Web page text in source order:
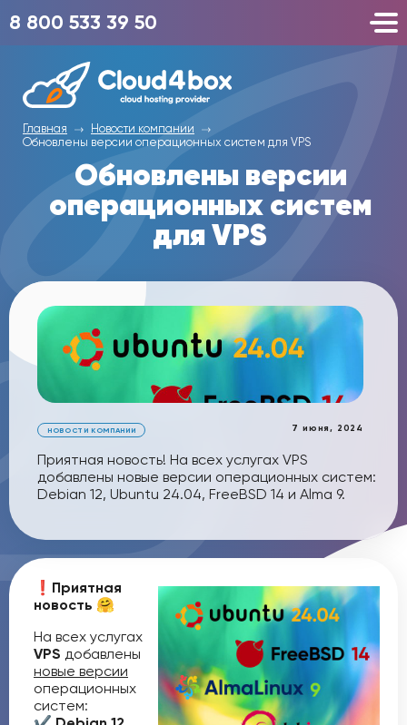
8 800 533 39 50
Главная
Новости компании
Обновлены версии операционных систем для VPS
Обновлены версии
операционных систем
для VPS
7 июня, 2024
НОВОСТИ КОМПАНИИ
Приятная новость! На всех услугах VPS
добавлены новые версии операционных систем:
Debian 12, Ubuntu 24.04, FreeBSD 14 и Alma 9.
❗️ Приятная
новость 🤗
На всех услугах
VPS добавлены
новые версии
операционных
систем: